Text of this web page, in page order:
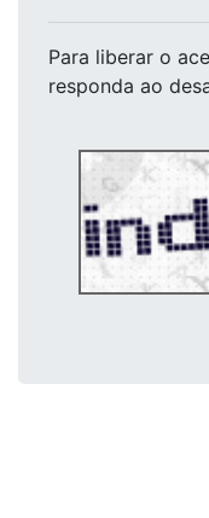
Para liberar o
responda ao